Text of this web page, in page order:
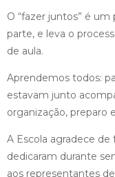
O “fazer juntos” é
parte, e leva o
de aula.
Aprendemos todos:
estavam junto
organização, preparo
A Escola agradece de
dedicaram durante
aos representantes